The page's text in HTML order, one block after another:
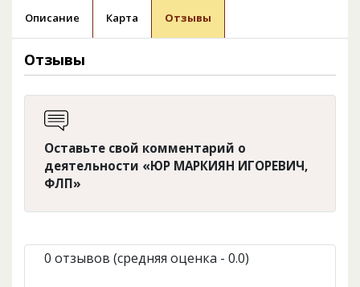
Описание Карта Отзывы
Отзывы
Оставьте свой комментарий о
деятельности «ЮР МАРКИЯН ИГОРЕВИЧ,
ФЛП»
0 отзывов (средняя оценка - 0.0)